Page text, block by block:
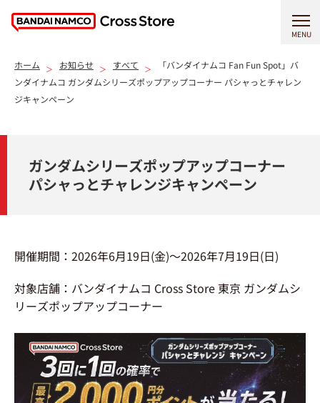
MENU
ホーム お知らせ すべて
「バンダイナムコ Fan Fun Spot」バ
ンダイナムコ ガンダムシリーズポップアップコーナー パシャっとチャレン
ジキャンペーン
ガンダムシリーズポップアップコーナー
パシャっとチャレンジキャンペーン
開催期間： 2026年6月19日(金)～2026年7月19日(日)
対象店舗：バンダイナムコ Cross Store 東京 ガンダムシ
リーズポップアップコーナー